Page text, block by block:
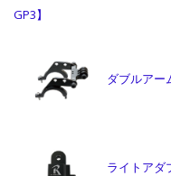
GP3】
ダブルアー
ライトアダ